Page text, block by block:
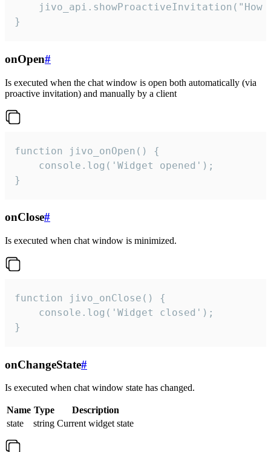
jivo_api.showProactiveInvitation("How
}
onOpen#
Is executed when the chat window is open both automatically (via
proactive invitation) and manually by a client
function jivo_onOpen() {
    console.log('Widget opened');
}
onClose#
Is executed when chat window is minimized.
function jivo_onClose() {
    console.log('Widget closed');
}
onChangeState#
Is executed when chat window state has changed.
Name Type
Description
state
string Current widget state